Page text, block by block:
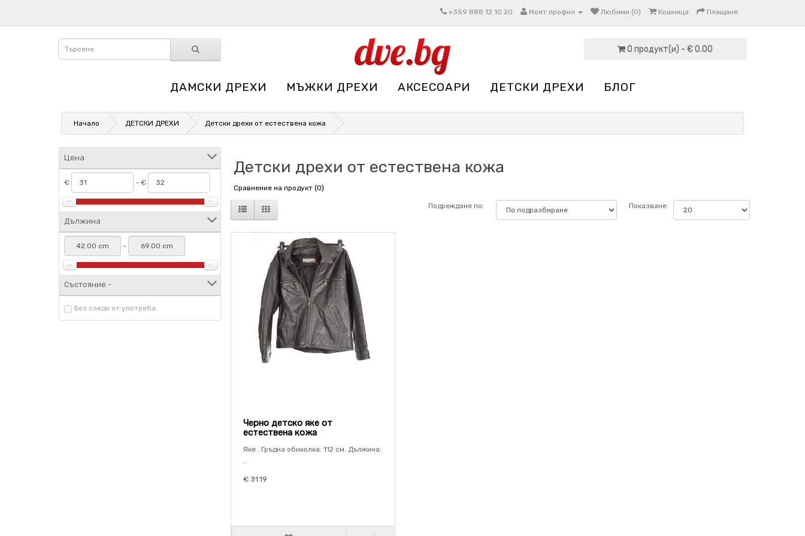
+359 888 12 10 20 Моят профил Любими (0) Кошница Плащане
0 продукт(и) - € 0.00
ДАМСКИ ДРЕХИ МЪЖКИ ДРЕХИ АКСЕСОАРИ ДЕТСКИ ДРЕХИ БЛОГ
Начало ДЕТСКИ ДРЕХИ Детски дрехи от естествена кожа
Цена
€ - €
Дължина
-
Състояние -
Без следи от употреба.
Детски дрехи от естествена кожа
Сравнение на продукт (0)
Подреждане по: Показване:
Черно детско яке от
естествена кожа
Яке . Гръдна обиколка: 112 см. Дължина:
..
€ 31.19